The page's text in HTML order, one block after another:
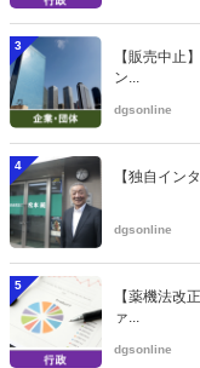
3
【販売中止
ン...
dgsonline
4
【独自イン
dgsonline
5
【薬機法改
ァ...
dgsonline